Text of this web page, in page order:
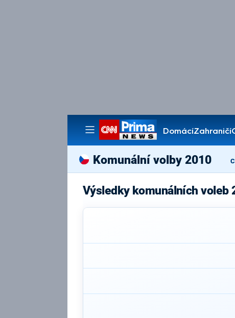
DomácíZahraničí
Pořady
Komunální volby 2010
Výsledky komunálních voleb